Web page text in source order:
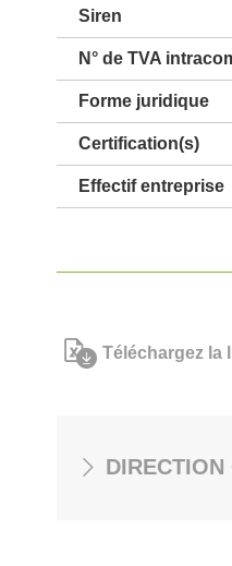
Siren
N° de TVA
Forme juridique
Certification(s)
Effectif entreprise
Téléchargez la